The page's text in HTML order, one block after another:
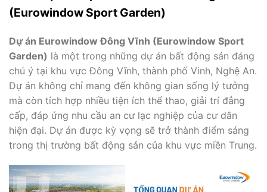
(Eurowindow Sport Garden)
Dự án Eurowindow Đông Vĩnh (Eurowindow Sport
Garden) là một trong những dự án bất động sản đáng
chú ý tại khu vực Đông Vĩnh, thành phố Vinh, Nghệ An.
Dự án không chỉ mang đến không gian sống lý tưởng
mà còn tích hợp nhiều tiện ích thể thao, giải trí đẳng
cấp, đáp ứng nhu cầu an cư lạc nghiệp của cư dân
hiện đại. Dự án được kỳ vọng sẽ trở thành điểm sáng
trong thị trường bất động sản của khu vực miền Trung.